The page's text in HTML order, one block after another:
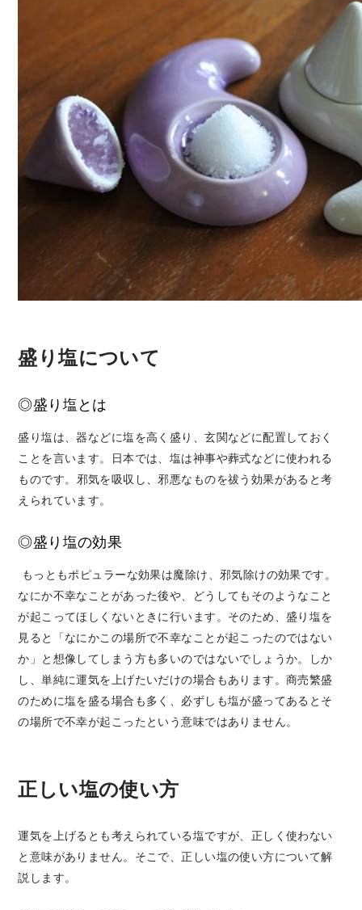
盛り塩について
◎盛り塩とは
盛り塩は、器などに塩を高く盛り、玄関などに配置しておく
ことを言います。
日本では、塩は神事や葬式などに使われる
ものです。 邪気を吸収し、邪悪なものを祓う効果があると考
えられています。
◎盛り塩の効果
もっともポピュラーな効果は魔除け、邪気除けの効果です。
なにか不幸なことがあった後や、どうしてもそのようなこと
が起こってほしくないときに行います。 そのため、盛り塩を
見ると「なにかこの場所で不幸なことが起こったのではない
か」と想像してしまう方も多いのではないでしょうか。
しか
し、単純に運気を上げたいだけの場合もあります。商売繁盛
のために塩を盛る場合も多く、必ずしも塩が盛ってあるとそ
の場所で不幸が起こったという意味ではありません。
正しい塩の使い方
運気を上げるとも考えられている塩ですが、正しく使わない
と意味がありません。 そこで、正しい塩の使い方について解
説します。